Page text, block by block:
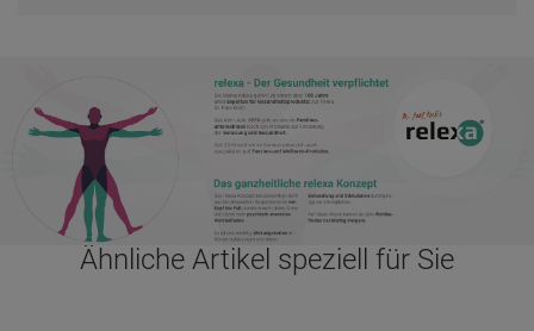
Ähnliche Artikel speziell für Sie